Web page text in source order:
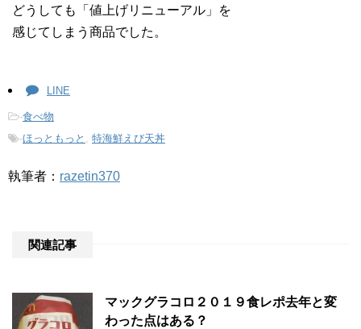
どうしても「値上げリニューアル」を
感じてしまう商品でした。
LINE
-食べ物
-ほっともっと , 特海鮮えび天丼
執筆者： razetin370
関連記事
マックグラコロ２０１９食レポ去年と変
わった点はある？